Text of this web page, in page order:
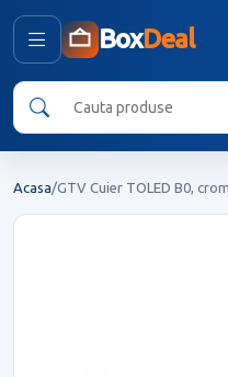
BoxDeal
Acasa/GTV Cuier TOLED B0,